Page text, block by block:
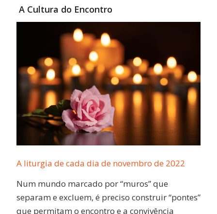
A Cultura do Encontro
A liturgia de cada dia de novembro de 2022
Num mundo marcado por “muros” que
separam e excluem, é preciso construir “pontes”
que permitam o encontro e a convivência